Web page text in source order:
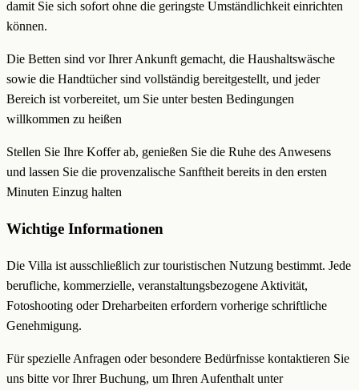
damit Sie sich sofort ohne die geringste Umständlichkeit einrichten
können.
Die Betten sind vor Ihrer Ankunft gemacht, die Haushaltswäsche
sowie die Handtücher sind vollständig bereitgestellt, und jeder
Bereich ist vorbereitet, um Sie unter besten Bedingungen
willkommen zu heißen
Stellen Sie Ihre Koffer ab, genießen Sie die Ruhe des Anwesens
und lassen Sie die provenzalische Sanftheit bereits in den ersten
Minuten Einzug halten
Wichtige Informationen
Die Villa ist ausschließlich zur touristischen Nutzung bestimmt. Jede
berufliche, kommerzielle, veranstaltungsbezogene Aktivität,
Fotoshooting oder Dreharbeiten erfordern vorherige schriftliche
Genehmigung.
Für spezielle Anfragen oder besondere Bedürfnisse kontaktieren Sie
uns bitte vor Ihrer Buchung, um Ihren Aufenthalt unter